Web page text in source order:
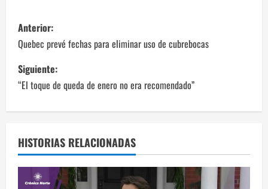
N
a
v
e
a
c
Anterior:
Quebec prevé fechas para eliminar uso de cubrebocas
Siguiente:
“El toque de queda de enero no era recomendado”
HISTORIAS RELACIONADAS